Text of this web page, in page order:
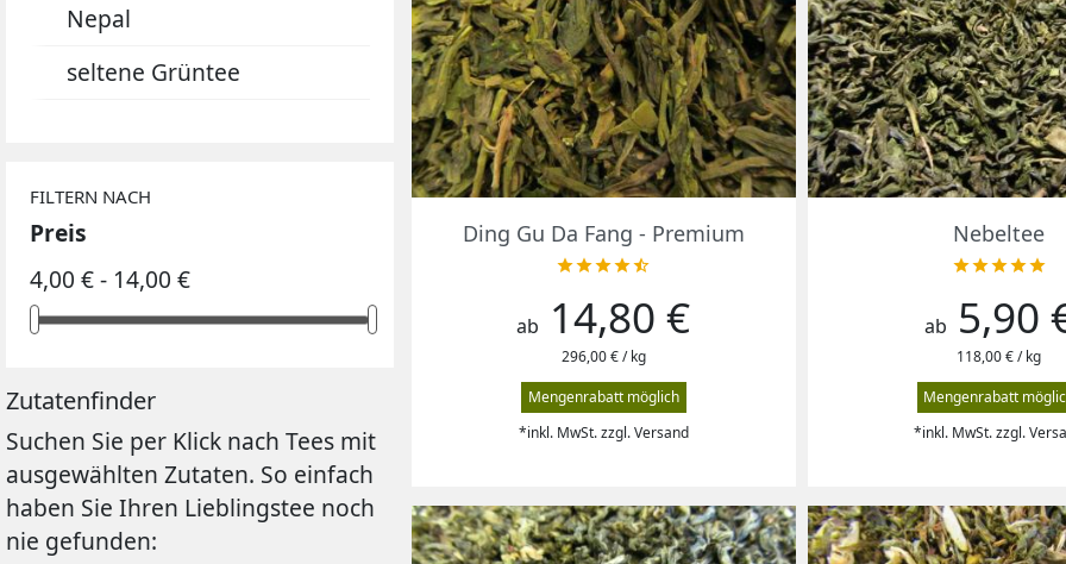
Nepal
seltene Grüntee
FILTERN NACH
Preis
4,00 € - 14,00 €
Zutatenfinder
Suchen Sie per Klick nach Tees mit
ausgewählten Zutaten. So einfach
haben Sie Ihren Lieblingstee noch
nie gefunden:
Vorschau
Ding Gu Da Fang - Premium

Preis
ab 14,80 €
296,00 € / kg
Mengenrabatt möglich
*inkl. MwSt. zzgl. Versand
 Vorschau
Nebeltee

Preis
ab 5,90
118,00 € / kg
Mengenrabatt
*inkl. MwSt. zzgl.